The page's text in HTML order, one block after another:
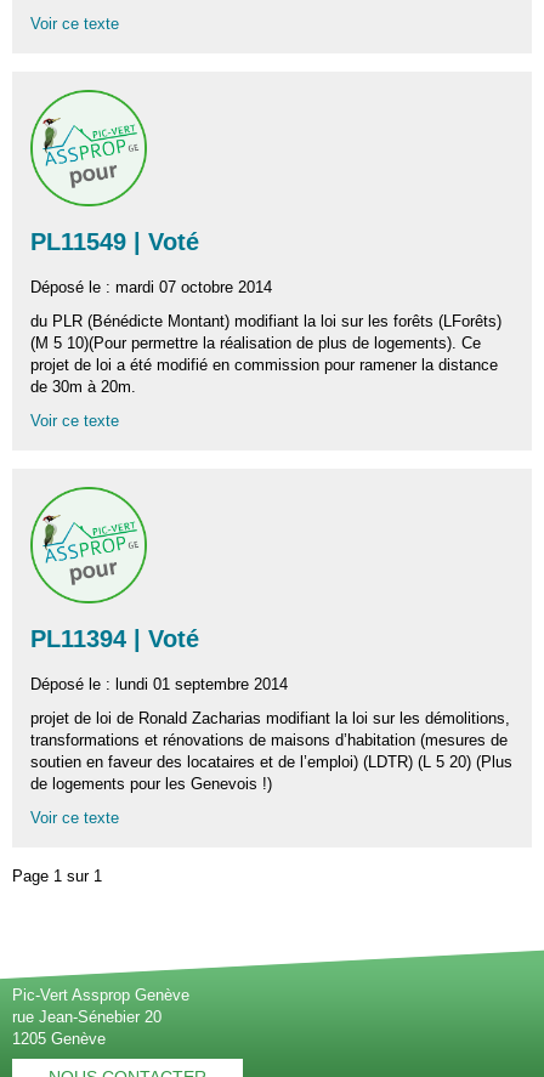
Voir ce texte
PL11549 | Voté
Déposé le : mardi 07 octobre 2014
du PLR (Bénédicte Montant) modifiant la loi sur les forêts (LForêts)
(M 5 10)(Pour permettre la réalisation de plus de logements). Ce
projet de loi a été modifié en commission pour ramener la distance
de 30m à 20m.
Voir ce texte
PL11394 | Voté
Déposé le : lundi 01 septembre 2014
projet de loi de Ronald Zacharias modifiant la loi sur les démolitions,
transformations et rénovations de maisons d’habitation (mesures de
soutien en faveur des locataires et de l’emploi) (LDTR) (L 5 20) (Plus
de logements pour les Genevois !)
Voir ce texte
Page 1 sur 1
Pic-Vert Assprop Genève
rue Jean-Sénebier 20
1205 Genève